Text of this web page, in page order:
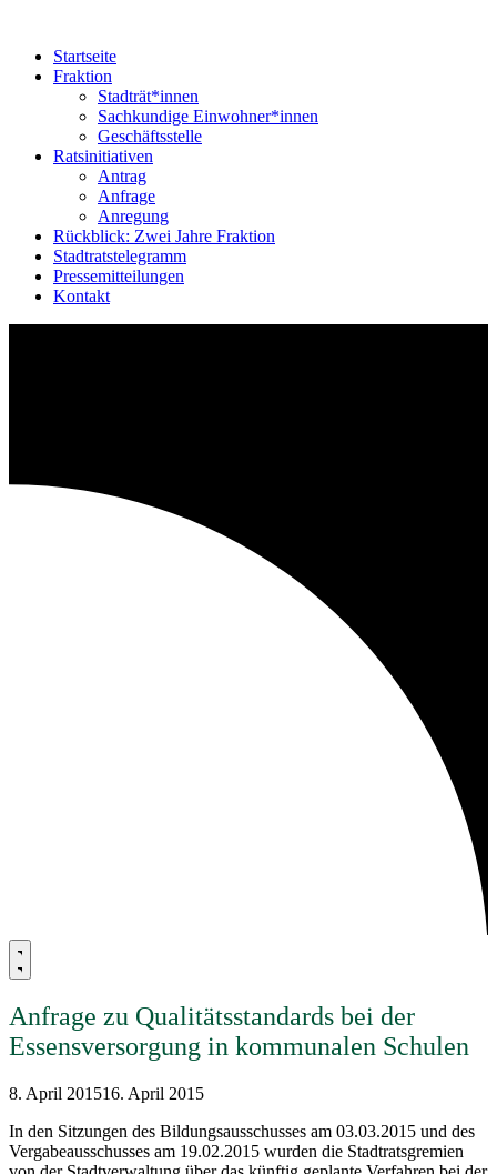
Startseite
Fraktion
Stadträt*innen
Sachkundige Einwohner*innen
Geschäftsstelle
Ratsinitiativen
Antrag
Anfrage
Anregung
Rückblick: Zwei Jahre Fraktion
Stadtratstelegramm
Pressemitteilungen
Kontakt
Anfrage zu Qualitätsstandards bei der
Essensversorgung in kommunalen Schulen
8. April 201516. April 2015
In den Sitzungen des Bildungsausschusses am 03.03.2015 und des
Vergabeausschusses am 19.02.2015 wurden die Stadtratsgremien